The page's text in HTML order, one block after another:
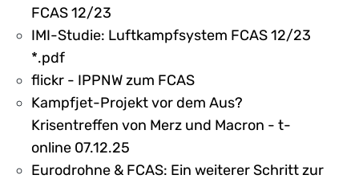
FCAS 12/23
IMI-Studie: Luftkampfsystem FCAS 12/23
*.pdf
flickr - IPPNW zum FCAS
Kampfjet-Projekt vor dem Aus?
Krisentreffen von Merz und Macron - t-
online 07.12.25
Eurodrohne & FCAS: Ein weiterer Schritt zur